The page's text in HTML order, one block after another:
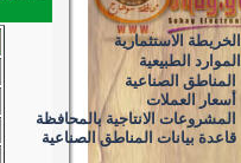
الخريطة الاستثمارية
الموارد الطبيعية
المناطق الصناعية
أسعار العملات
المشروعات الانتاجية بالمحافظة
قاعدة بيانات المناطق الصناعية